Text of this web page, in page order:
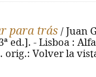
para trás / Juan
ed.]. - Lisboa :
orig.: Volver la